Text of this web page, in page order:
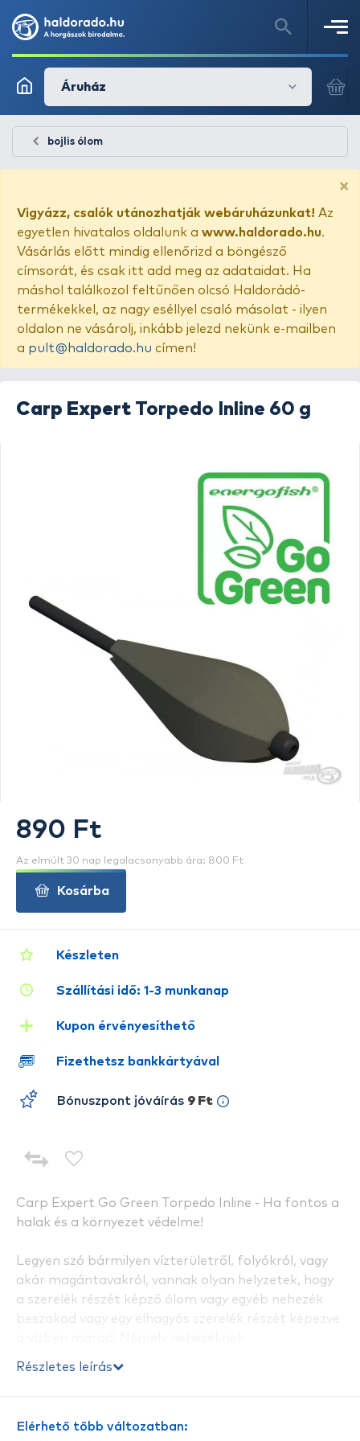
Áruház
bojlis ólom
×
Vigyázz, csalók utánozhatják webáruházunkat! Az
egyetlen hivatalos oldalunk a www.haldorado.hu.
Vásárlás előtt mindig ellenőrizd a böngésző
címsorát, és csak itt add meg az adataidat. Ha
máshol találkozol feltűnően olcsó Haldorádó-
termékekkel, az nagy eséllyel csaló másolat - ilyen
oldalon ne vásárolj, inkább jelezd nekünk e-mailben
a pult@haldorado.hu címen!
Carp Expert Torpedo Inline 60 g
Carp Expert Go Green Torpedo Inline - Ha fontos a
halak és a környezet védelme!
Legyen szó bármilyen vízterületről, folyókról, vagy
akár magántavakról, vannak olyan helyzetek, hogy
a szerelék részét képző ólom vagy egyéb nehezék
beszakad vagy egy elhagyós szerelék részét képezve
prevenciókat vezettek be, a halak védelmének
Részletes leírás
Elérhető több változatban:
Készleten
Szállítási idő: 1-3 munkanap
Kupon érvényesíthető
Fizethetsz bankkártyával
Bónuszpont jóváírás 9 Ft
890 Ft
Az elmúlt 30 nap legalacsonyabb ára: 800 Ft
Kosárba